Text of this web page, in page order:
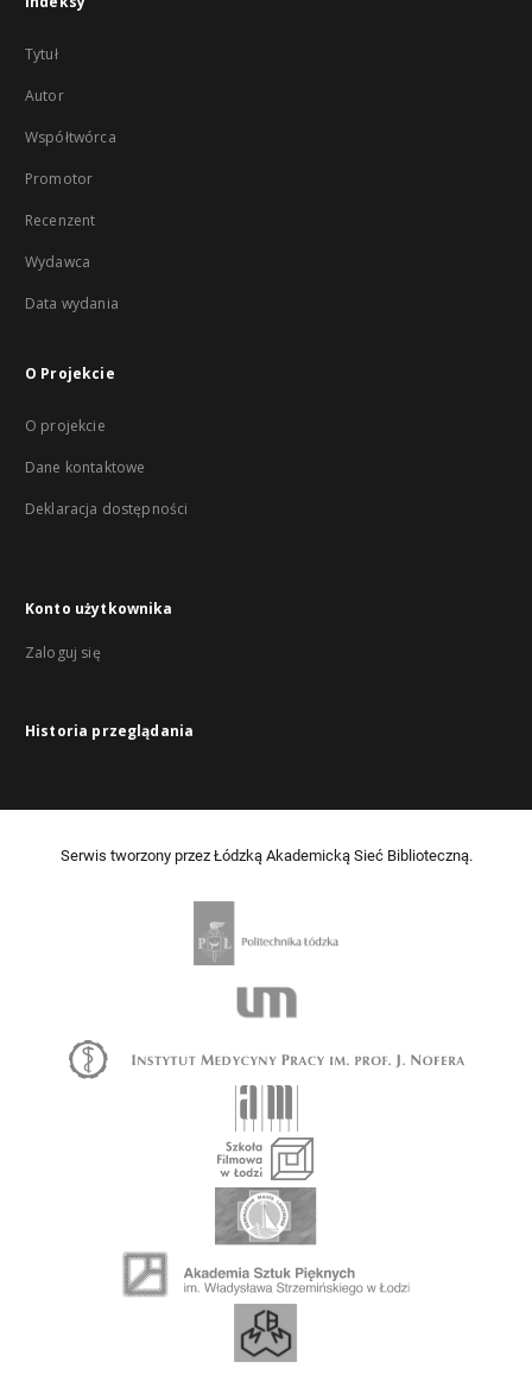
Tytuł
Autor
Współtwórca
Promotor
Recenzent
Wydawca
Data wydania
O Projekcie
O projekcie
Dane kontaktowe
Deklaracja dostępności
Konto użytkownika
Zaloguj się
Historia przeglądania
Serwis tworzony przez Łódzką Akademicką Sieć Biblioteczną.